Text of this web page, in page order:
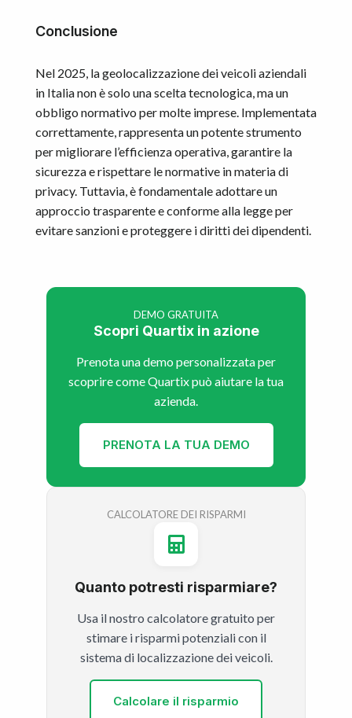
Conclusione
Nel 2025, la geolocalizzazione dei veicoli aziendali
in Italia non è solo una scelta tecnologica, ma un
obbligo normativo per molte imprese. Implementata
correttamente, rappresenta un potente strumento
per migliorare l’efficienza operativa, garantire la
sicurezza e rispettare le normative in materia di
privacy. Tuttavia, è fondamentale adottare un
approccio trasparente e conforme alla legge per
evitare sanzioni e proteggere i diritti dei dipendenti.
DEMO GRATUITA
Scopri Quartix in azione
Prenota una demo personalizzata per
scoprire come Quartix può aiutare la tua
azienda.
PRENOTA LA TUA DEMO
CALCOLATORE DEI RISPARMI
Quanto potresti risparmiare?
Usa il nostro calcolatore gratuito per
stimare i risparmi potenziali con il
sistema di localizzazione dei veicoli.
Calcolare il risparmio